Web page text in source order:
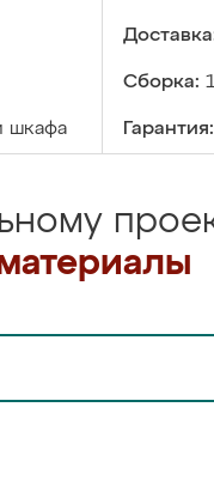
Сборка:
шкафа Гарантия: